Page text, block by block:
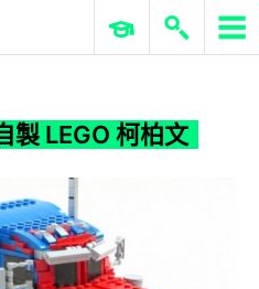
自製 LEGO 柯柏文
ERP 與商業 AI
製 LEGO 柯柏文